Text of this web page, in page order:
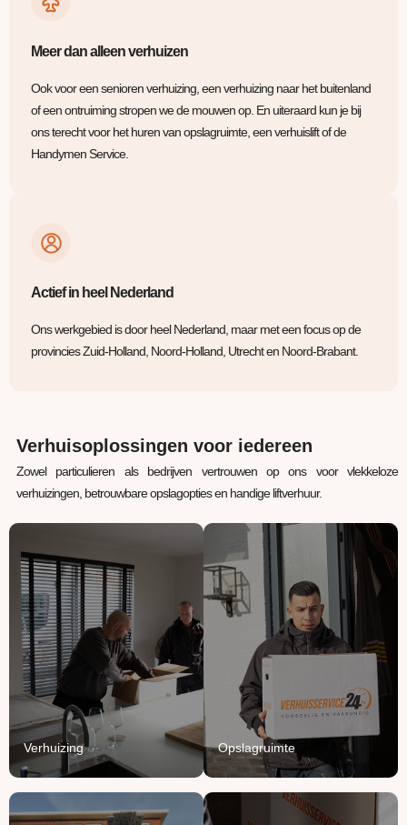
Meer dan alleen verhuizen
Ook voor een senioren verhuizing, een verhuizing naar het buitenland
of een ontruiming stropen we de mouwen op. En uiteraard kun je bij
ons terecht voor het huren van opslagruimte, een verhuislift of de
Handymen Service.
Actief in heel Nederland
Ons werkgebied is door heel Nederland, maar met een focus op de
provincies Zuid-Holland, Noord-Holland, Utrecht en Noord-Brabant.
Verhuisoplossingen voor iedereen
Zowel particulieren als bedrijven vertrouwen op ons voor vlekkeloze
verhuizingen, betrouwbare opslagopties en handige liftverhuur.
Verhuizing
Verhuizing
Uw inboedel van A naar
B verhuizen? Wij regelen
het van A tot Z.
Lees Meer
Opslagruimte
Opslagruimte
Jouw spullen staan bij
ons veilig, verwarmd en
beschermd.
Lees Meer